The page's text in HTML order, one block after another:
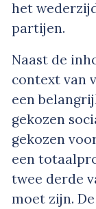
het
partijen.
Naast de
context van
een
gekozen
gekozen
een
twee derde
moet zijn.